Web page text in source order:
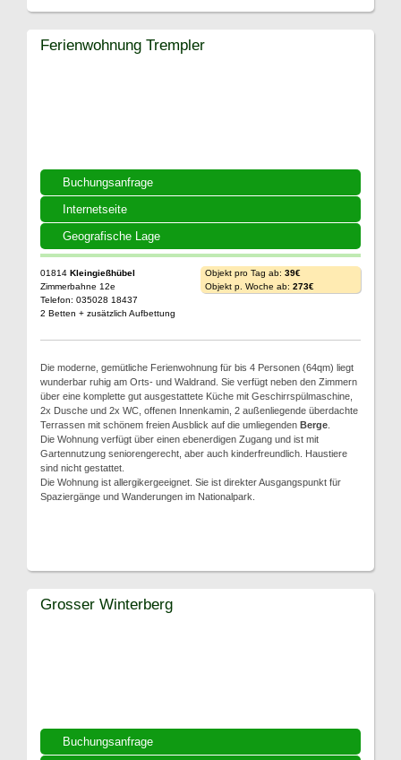
Buchungsanfrage
Internetseite
Geografische Lage
Ferienwohnung Trempler
01814 Kleingießhübel
Zimmerbahne 12e
Telefon: 035028 18437
2 Betten + zusätzlich Aufbettung
Objekt pro Tag ab: 39€
Objekt p. Woche ab: 273€
Die moderne, gemütliche Ferienwohnung für bis 4 Personen (64qm) liegt
wunderbar ruhig am Orts- und Waldrand. Sie verfügt neben den Zimmern
über eine komplette gut ausgestattete Küche mit Geschirrspülmaschine,
2x Dusche und 2x WC, offenen Innenkamin, 2 außenliegende überdachte
Terrassen mit schönem freien Ausblick auf die umliegenden Berge
Die Wohnung verfügt über einen ebenerdigen Zugang und ist mit
Gartennutzung seniorengerecht, aber auch kinderfreundlich. Haustiere
sind nicht gestattet.
Die Wohnung ist allergikergeeignet. Sie ist direkter Ausgangspunkt für
Spaziergänge und Wanderungen im Nationalpark.
Buchungsanfrage
Grosser Winterberg